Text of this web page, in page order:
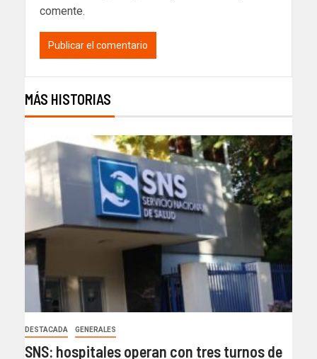
comente.
MÁS HISTORIAS
DESTACADA GENERALES
SNS: hospitales operan con tres turnos de